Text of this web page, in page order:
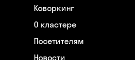
Коворкинг
О кластере
Посетителям
Новости